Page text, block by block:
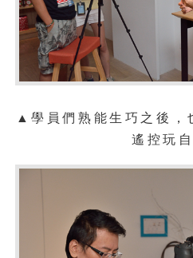
▲學員們熟能生巧之後，
遙控玩自